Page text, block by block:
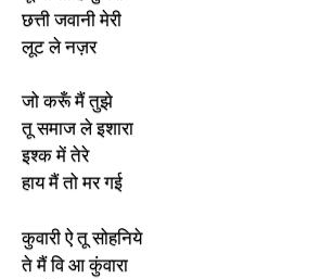
छत्ती जवानी मेरी
लूट ले नज़र
जो करूँ मैं तुझे
तू समाज ले इशारा
इश्क में तेरे
हाय मैं तो मर गई
कुवारी ऐ तू सोहनिये
ते मैं वि आ कुंवारा